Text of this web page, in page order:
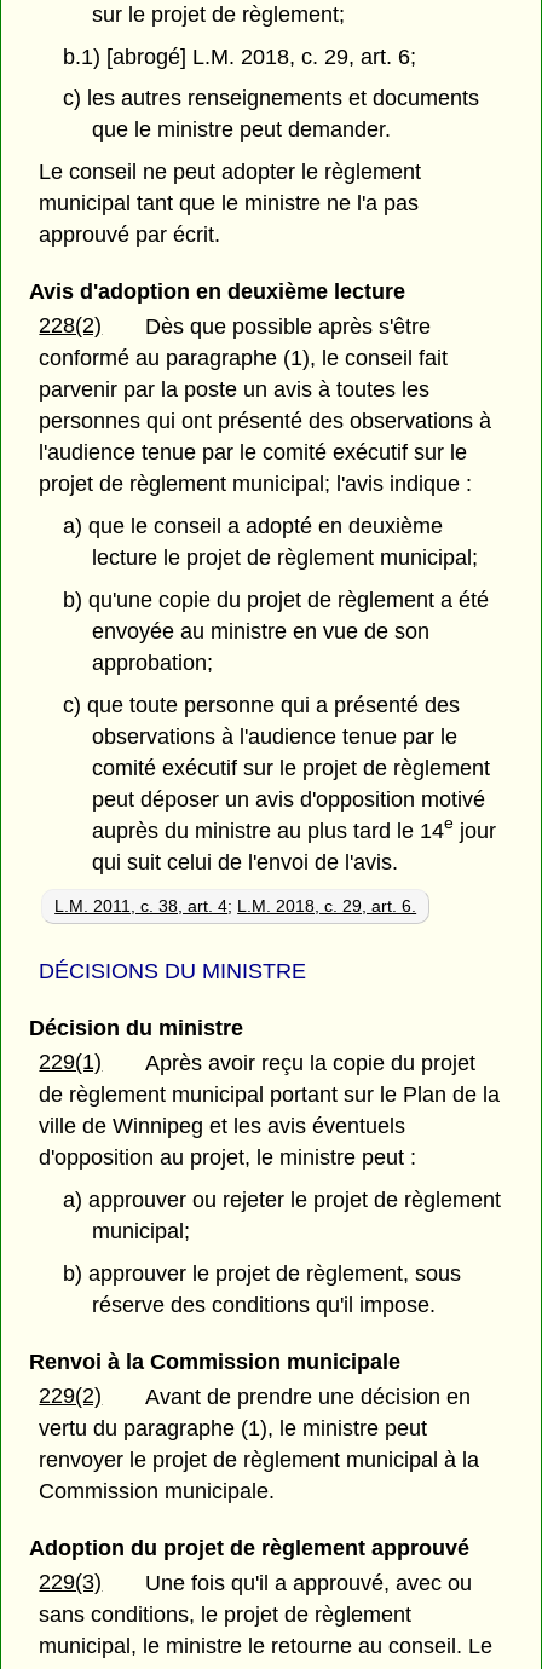
sur le projet de règlement;
b.1) [abrogé] L.M. 2018, c. 29, art. 6;
c) les autres renseignements et documents
que le ministre peut demander.
Le conseil ne peut adopter le règlement
municipal tant que le ministre ne l'a pas
approuvé par écrit.
Avis d'adoption en deuxième lecture
228(2)
Dès que possible après s'être
conformé au paragraphe (1), le conseil fait
parvenir par la poste un avis à toutes les
personnes qui ont présenté des observations à
l'audience tenue par le comité exécutif sur le
projet de règlement municipal; l'avis indique :
a) que le conseil a adopté en deuxième
lecture le projet de règlement municipal;
b) qu'une copie du projet de règlement a été
envoyée au ministre en vue de son
approbation;
c) que toute personne qui a présenté des
observations à l'audience tenue par le
comité exécutif sur le projet de règlement
peut déposer un avis d'opposition motivé
auprès du ministre au plus tard le 14e jour
qui suit celui de l'envoi de l'avis.
L.M. 2011, c. 38, art. 4; L.M. 2018, c. 29, art. 6.
DÉCISIONS DU MINISTRE
Décision du ministre
229(1)
Après avoir reçu la copie du projet
de règlement municipal portant sur le Plan de la
ville de Winnipeg et les avis éventuels
d'opposition au projet, le ministre peut :
a) approuver ou rejeter le projet de règlement
municipal;
b) approuver le projet de règlement, sous
réserve des conditions qu'il impose.
Renvoi à la Commission municipale
229(2)
Avant de prendre une décision en
vertu du paragraphe (1), le ministre peut
renvoyer le projet de règlement municipal à la
Commission municipale.
Adoption du projet de règlement approuvé
229(3)
Une fois qu'il a approuvé, avec ou
sans conditions, le projet de règlement
municipal, le ministre le retourne au conseil. Le